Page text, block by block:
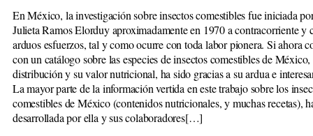
En México, la investigación sobre insectos comestibles fue iniciada
Julieta Ramos Elorduy aproximadamente en 1970 a contracorriente y
arduos esfuerzos, tal y como ocurre con toda labor pionera. Si ahora
con un catálogo sobre las especies de insectos comestibles de México,
distribución y su valor nutricional, ha sido gracias a su ardua e
La mayor parte de la información vertida en este trabajo sobre los
comestibles de México (contenidos nutricionales, y muchas recetas),
desarrollada por ella y sus colaboradores[…]